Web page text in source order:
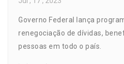
Governo Federal lança
renegociação de dívidas,
pessoas em todo o país.